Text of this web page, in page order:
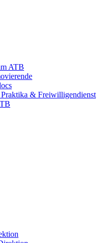
ATB
Praktika & Freiwilligendienst